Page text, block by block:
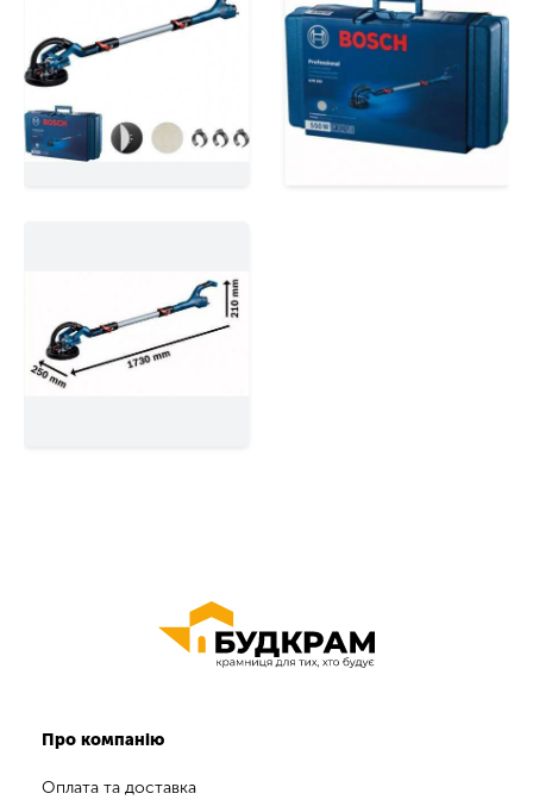
Про компанію
Оплата та доставка